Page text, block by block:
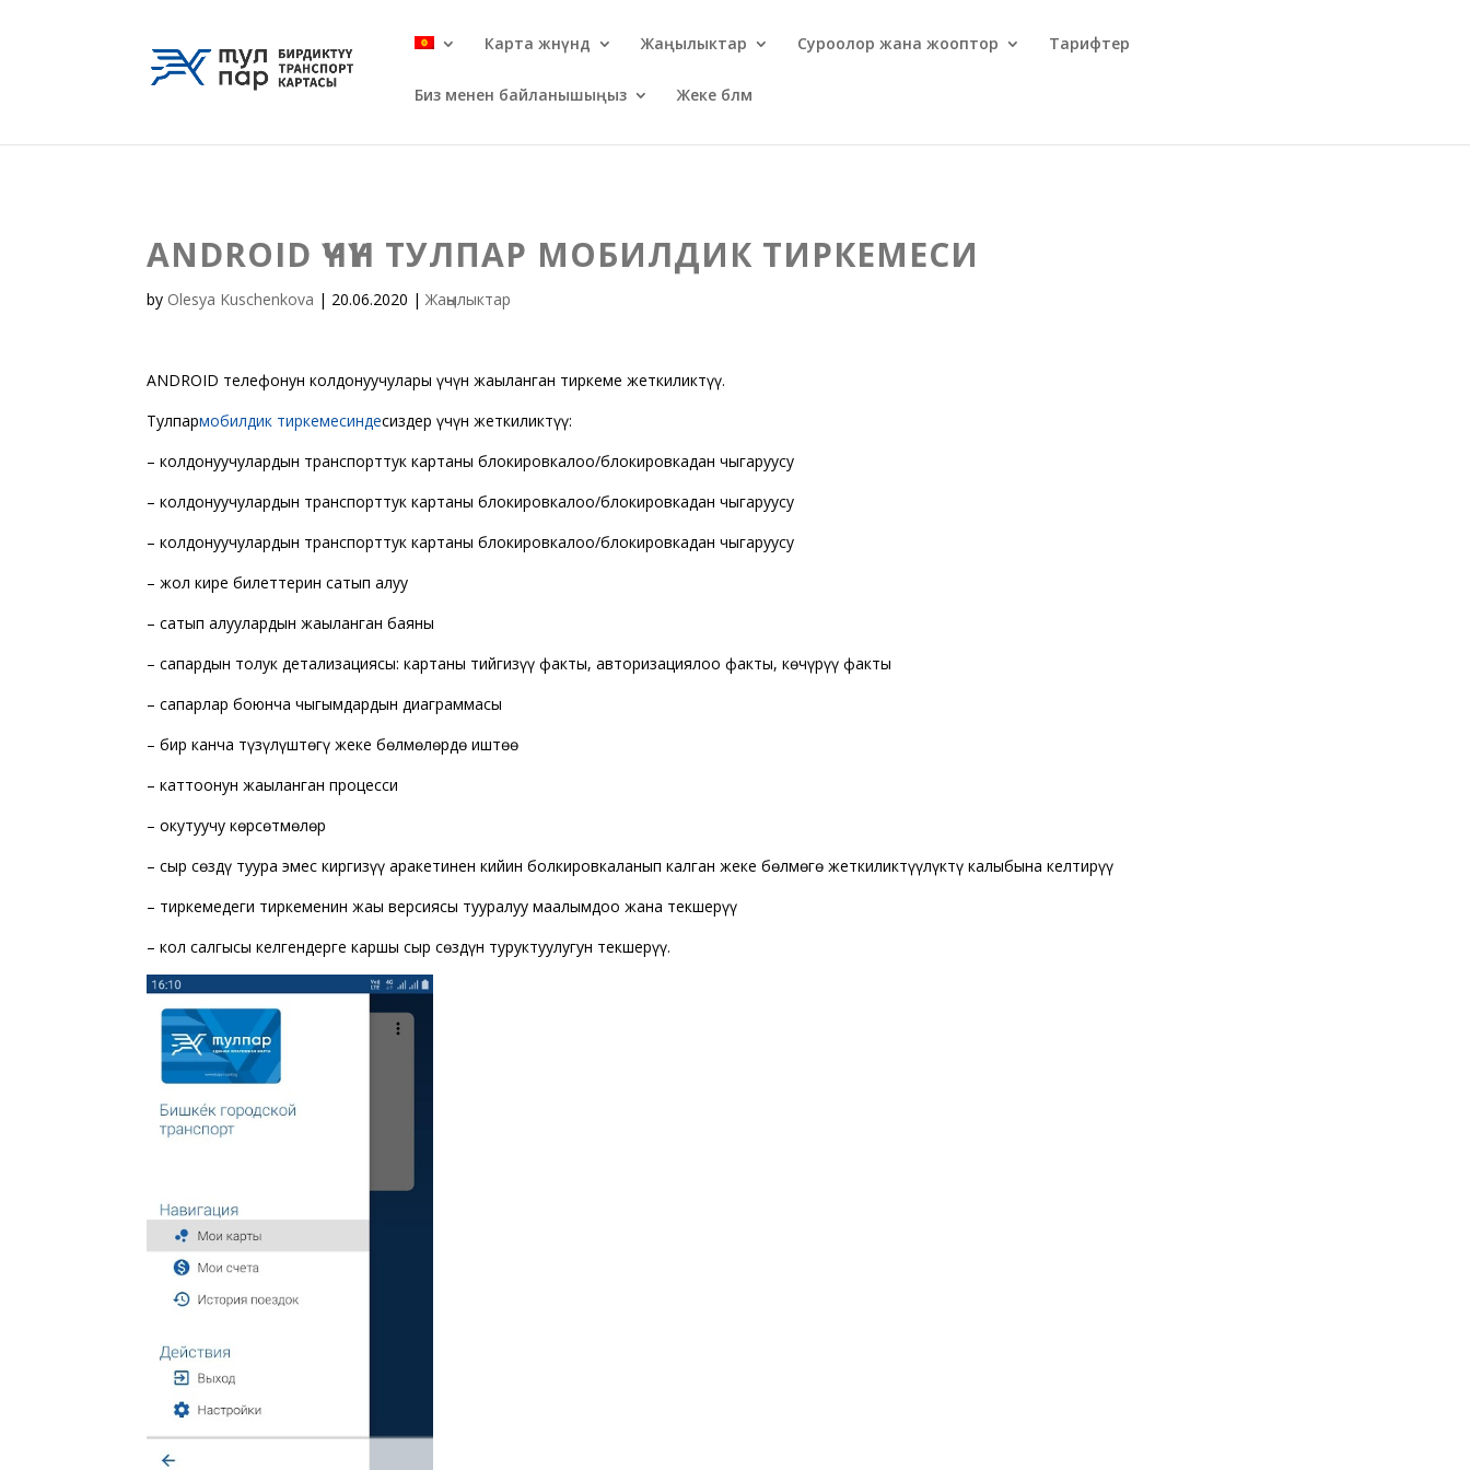
Карта жөнүндө Жаңылыктар Суроолор жана жооптор Тарифтер
Биз менен байланышыңыз Жеке бөлмө
ANDROID ҮЧҮН ТУЛПАР МОБИЛДИК ТИРКЕМЕСИ
by Olesya Kuschenkova | 20.06.2020 |Жаңылыктар
АNDROID телефонун колдонуучулары үчүн жаңыланган тиркеме жеткиликтүү.
Тулпармобилдик тиркемесиндесиздер үчүн жеткиликтүү:
– колдонуучулардын транспорттук картаны блокировкалоо/блокировкадан чыгаруусу
– колдонуучулардын транспорттук картаны блокировкалоо/блокировкадан чыгаруусу
– колдонуучулардын транспорттук картаны блокировкалоо/блокировкадан чыгаруусу
– жол кире билеттерин сатып алуу
– сатып алуулардын жаңыланган баяны
– сапардын толук детализациясы: картаны тийгизүү факты, авторизациялоо факты, кѳчүрүү факты
– сапарлар боюнча чыгымдардын диаграммасы
– бир канча түзүлүштѳгү жеке бѳлмѳлѳрдѳ иштѳѳ
– каттоонун жаңыланган процесси
– окутуучу кѳрсѳтмѳлѳр
– сыр сѳздү туура эмес киргизүү аракетинен кийин болкировкаланып калган жеке бѳлмѳгѳ жеткиликтүүлүктү калыбына келтирүү
– тиркемедеги тиркеменин жаңы версиясы тууралуу маалымдоо жана текшерүү
– кол салгысы келгендерге каршы сыр сѳздүн туруктуулугун текшерүү.